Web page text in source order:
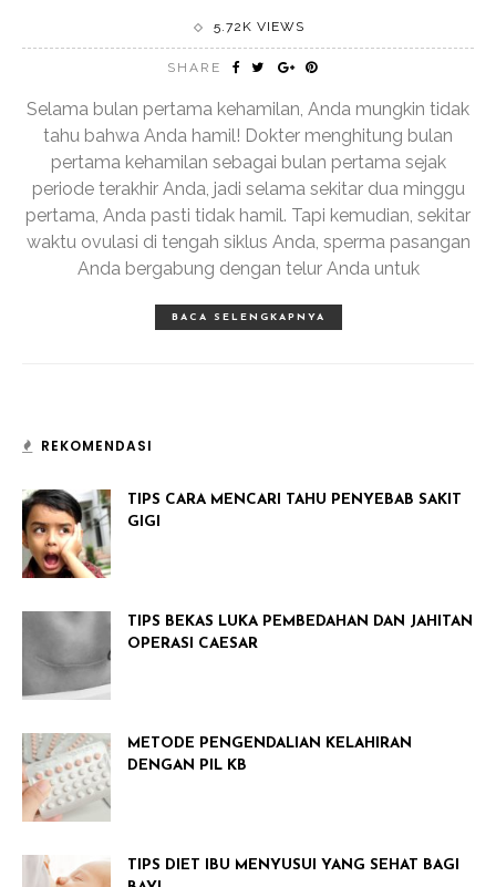
5.72K VIEWS
SHARE
Selama bulan pertama kehamilan, Anda mungkin tidak
tahu bahwa Anda hamil! Dokter menghitung bulan
pertama kehamilan sebagai bulan pertama sejak
periode terakhir Anda, jadi selama sekitar dua minggu
pertama, Anda pasti tidak hamil. Tapi kemudian, sekitar
waktu ovulasi di tengah siklus Anda, sperma pasangan
Anda bergabung dengan telur Anda untuk
BACA SELENGKAPNYA
REKOMENDASI
TIPS CARA MENCARI TAHU PENYEBAB SAKIT
GIGI
TIPS BEKAS LUKA PEMBEDAHAN DAN JAHITAN
OPERASI CAESAR
METODE PENGENDALIAN KELAHIRAN
DENGAN PIL KB
TIPS DIET IBU MENYUSUI YANG SEHAT BAGI